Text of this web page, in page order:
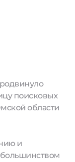
поисковых
области
и